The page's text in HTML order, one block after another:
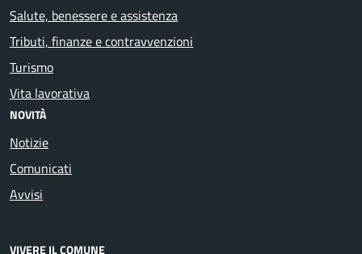
Salute, benessere e assistenza
Tributi, finanze e contravvenzioni
Turismo
Vita lavorativa
NOVITÀ
Notizie
Comunicati
Avvisi
VIVERE IL COMUNE